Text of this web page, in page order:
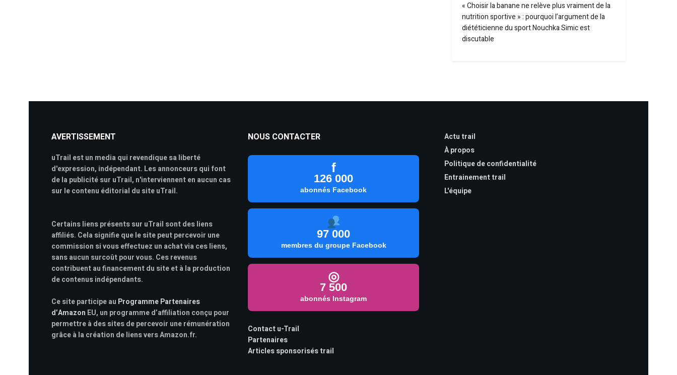
« Choisir la banane ne relève plus vraiment de la
nutrition sportive » : pourquoi l’argument de la
diététicienne du sport Nouchka Simic est
discutable
AVERTISSEMENT
uTrail est un media qui revendique sa liberté
d'expression, indépendant. Les annonceurs qui font
de la publicité sur uTrail, n'interviennent en aucun cas
sur le contenu éditorial du site uTrail.
Certains liens présents sur uTrail sont des liens
affiliés. Cela signifie que le site peut percevoir une
commission si vous effectuez un achat via ces liens,
sans aucun surcoût pour vous. Ces revenus
contribuent au financement du site et à la production
de contenus indépendants.
Ce site participe au Programme Partenaires
d’Amazon EU, un programme d’affiliation conçu pour
permettre à des sites de percevoir une rémunération
grâce à la création de liens vers Amazon.fr.
NOUS CONTACTER
f
126 000
abonnés Facebook
97 000
membres du groupe Facebook
◎
7 500
abonnés Instagram
Contact u-Trail
Partenaires
Articles sponsorisés trail
Actu trail
À propos
Politique de confidentialité
Entrainement trail
L'équipe